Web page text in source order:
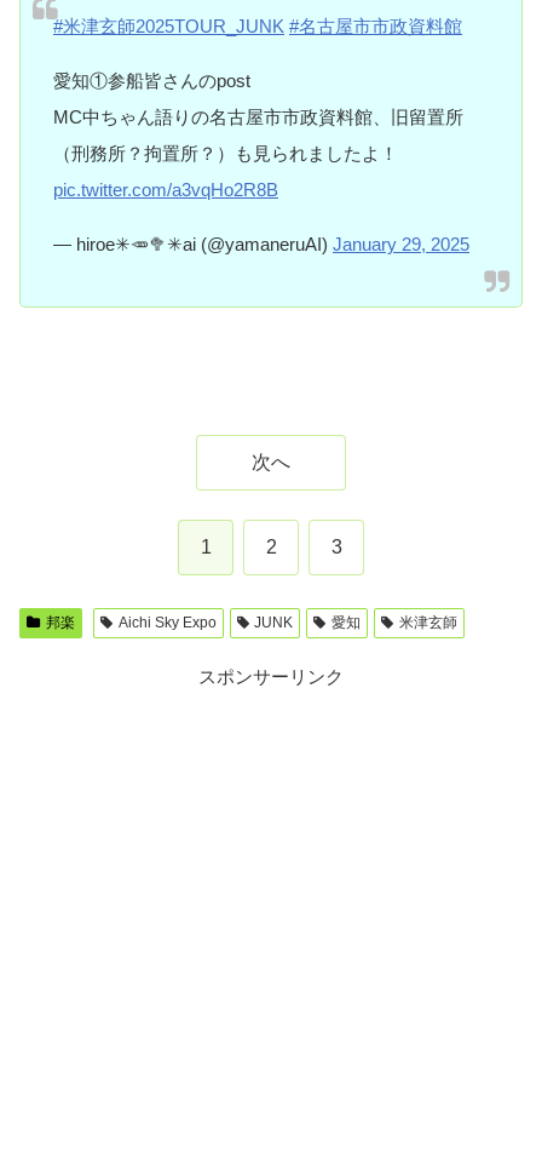
#米津玄師2025TOUR_JUNK #名古屋市市政資料館
愛知①参船皆さんのpost
MC中ちゃん語りの名古屋市市政資料館、旧留置所
（刑務所？拘置所？）も見られましたよ！
pic.twitter.com/a3vqHo2R8B
— hiroe✳︎🥕🥦✳︎ai (@yamaneruAI) January 29, 2025
次へ
1 2 3
邦楽 Aichi Sky Expo JUNK 愛知 米津玄師
スポンサーリンク